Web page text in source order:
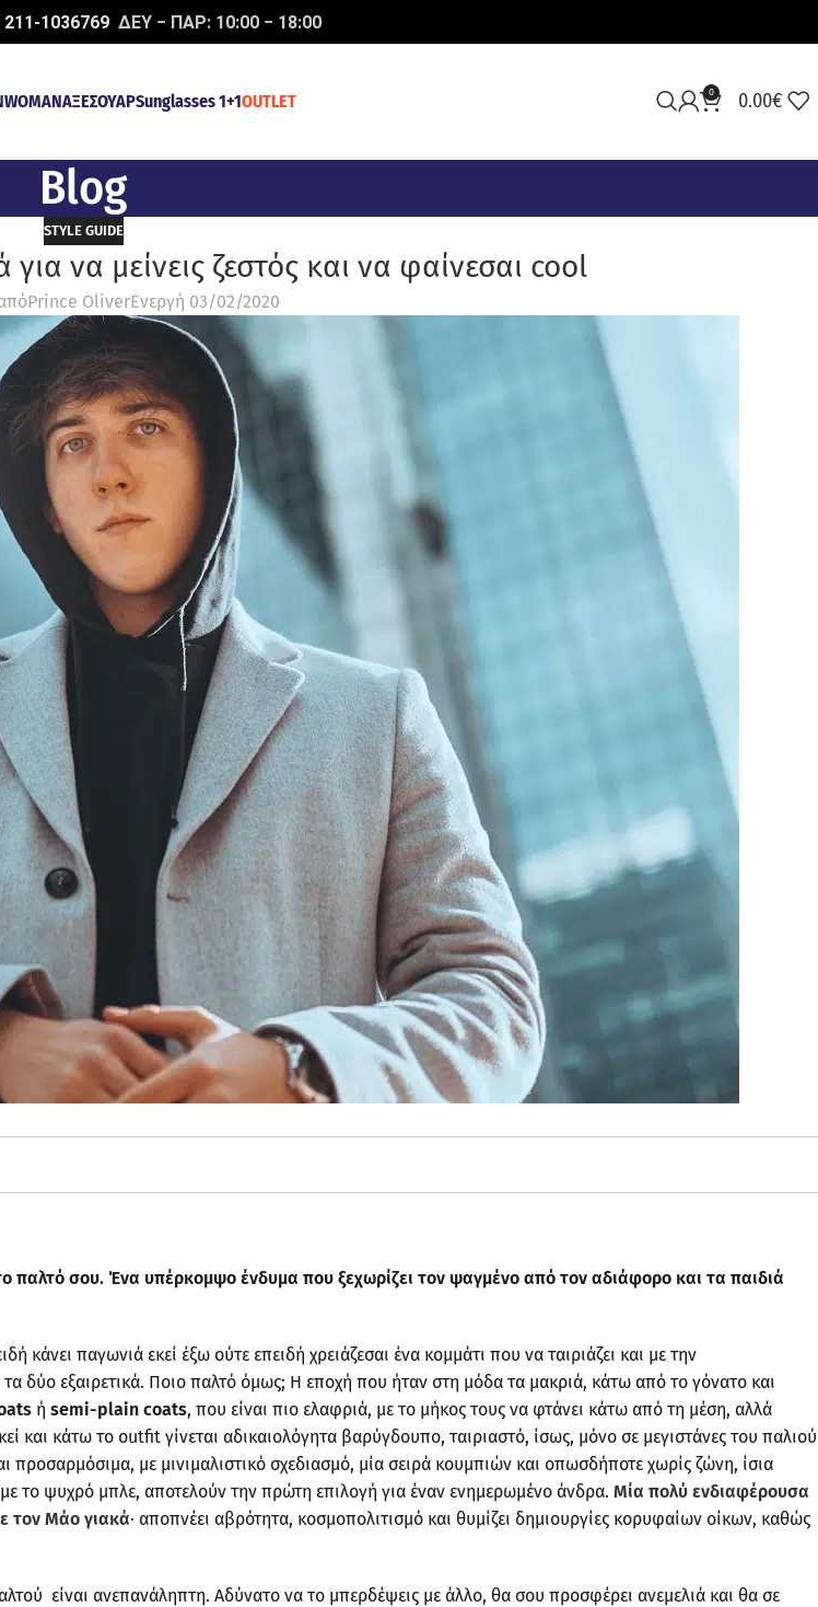
211-1036769ΔΕΥ − ΠΑΡ: 10:00 − 18:00
WOMANΑΞΕΣΟΥΑΡSunglasses 1+1OUTLET 0 0.00€
Blog
STYLE GUIDE
να μείνεις ζεστός και να φαίνεσαι cool
Prince OliverΕνεργή 03/02/2020
παλτό σου. Ένα υπέρκομψο ένδυμα που ξεχωρίζει τον ψαγμένο από τον αδιάφορο και τα παιδιά
παγωνιά εκεί έξω ούτε επειδή χρειάζεσαι ένα κομμάτι που να ταιριάζει και με την
τα δύο εξαιρετικά. Ποιο παλτό όμως; Η εποχή που ήταν στη μόδα τα μακριά, κάτω από το γόνατο και
ή semi-plain coats, που είναι πιο ελαφριά, με το μήκος τους να φτάνει κάτω από τη μέση, αλλά
και κάτω το outfit γίνεται αδικαιολόγητα βαρύγδουπο, ταιριαστό, ίσως, μόνο σε μεγιστάνες του παλιού
προσαρμόσιμα, με μινιμαλιστικό σχεδιασμό, μία σειρά κουμπιών και οπωσδήποτε χωρίς ζώνη, ίσια
το ψυχρό μπλε, αποτελούν την πρώτη επιλογή για έναν ενημερωμένο άνδρα. Μία πολύ ενδιαφέρουσα
τον Μάο γιακά· αποπνέει αβρότητα, κοσμοπολιτισμό και θυμίζει δημιουργίες κορυφαίων οίκων, καθώς
είναι ανεπανάληπτη. Αδύνατο να το μπερδέψεις με άλλο, θα σου προσφέρει ανεμελιά και θα σε